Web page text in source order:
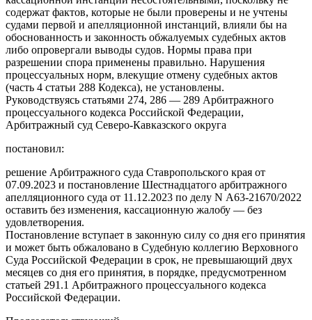
содержат фактов, которые не были проверены и не учтены
судами первой и апелляционной инстанций, влияли бы на
обоснованность и законность обжалуемых судебных актов
либо опровергали выводы судов. Нормы права при
разрешении спора применены правильно. Нарушения
процессуальных норм, влекущие отмену судебных актов
(часть 4 статьи 288 Кодекса), не установлены.
Руководствуясь статьями 274, 286 — 289 Арбитражного
процессуального кодекса Российской Федерации,
Арбитражный суд Северо-Кавказского округа
постановил:
решение Арбитражного суда Ставропольского края от
07.09.2023 и постановление Шестнадцатого арбитражного
апелляционного суда от 11.12.2023 по делу N А63-21670/2022
оставить без изменения, кассационную жалобу — без
удовлетворения.
Постановление вступает в законную силу со дня его принятия
и может быть обжаловано в Судебную коллегию Верховного
Суда Российской Федерации в срок, не превышающий двух
месяцев со дня его принятия, в порядке, предусмотренном
статьей 291.1 Арбитражного процессуального кодекса
Российской Федерации.